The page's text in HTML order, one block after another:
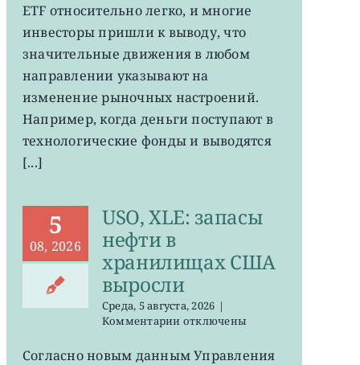
говорят
потоки
средств
на
рынке
ETF относительно легко, и многие
инвесторы пришли к выводу, что
значительные движения в любом
направлении указывают на
изменение рыночных настроений.
Например, когда деньги поступают в
технологические фонды и выводятся
[...]
5
08, 2026
USO, XLE: запасы
нефти в
хранилищах США
выросли
Среда, 5 августа, 2026 |
Комментариик
USO,
отключены
Согласно новым данным Управления